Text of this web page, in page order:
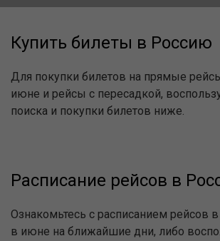
Купить билеты в Россию
Для покупки билетов на прямые
июне и рейсы с пересадкой,
поиска и покупки билетов ниже.
Расписание рейсов в
Ознакомьтесь с расписанием рейсов
в июне на ближайшие дни, либо